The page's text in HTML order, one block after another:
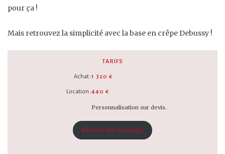
pour ça !
Mais retrouvez la simplicité avec la base en crêpe Debussy !
TARIFS
Achat :
Location :
1 320 €
440 €
Personnalisation sur devis.
Réserve ton essayage